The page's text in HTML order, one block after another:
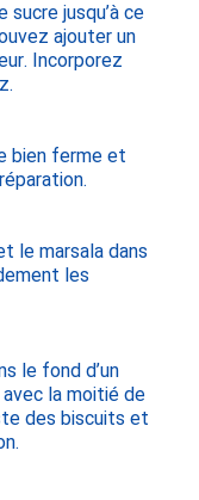
jusqu’à ce
ajouter un
Incorporez
bien ferme et
le marsala dans
les
le fond d’un
la moitié de
des biscuits et